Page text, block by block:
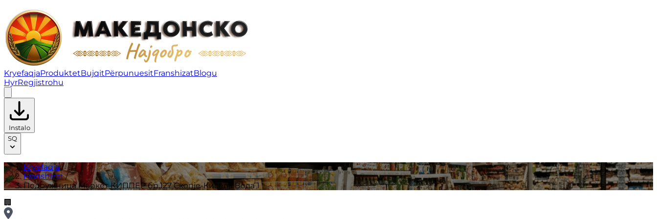
Подружница Маркет КИППЕР бр.127 Скопје-Кисела Вода 1 | Franshizat
KryefaqjaProduktetBujqitPërpunuesitFranshizatBlogu
HyrRegjistrohu
Instalo
SQ
Kryefaqja/
Franshizat/
Подружница Маркет КИППЕР бр.127 Скопје-Кисела Вода 1
🏢